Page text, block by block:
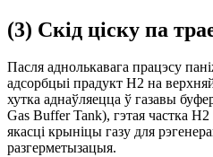
(3) Скід ціску па
Пасля аднолькавага працэсу
адсорбцыі прадукт H2 на
хутка аднаўляецца ў газавы
Gas Buffer Tank), гэтая частка
якасці крыніцы газу для
разгерметызацыя.